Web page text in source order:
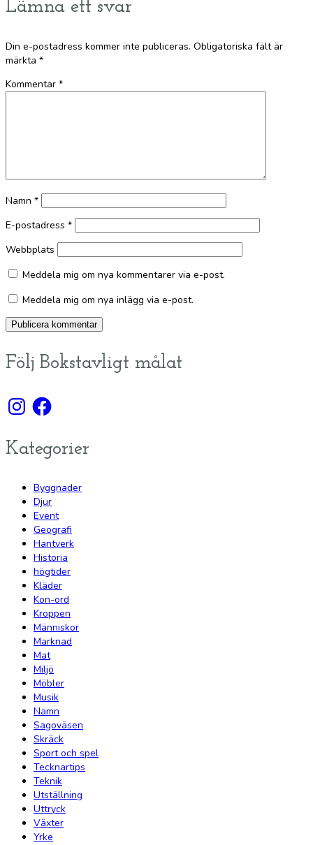
Lämna ett svar
Din e-postadress kommer inte publiceras. Obligatoriska fält är
märkta *
Kommentar *
Namn *
E-postadress *
Webbplats
Meddela mig om nya kommentarer via e-post.
Meddela mig om nya inlägg via e-post.
Följ Bokstavligt målat
InstagramFacebook
Kategorier
Byggnader
Djur
Event
Geografi
Hantverk
Historia
högtider
Kläder
Kon-ord
Kroppen
Människor
Marknad
Mat
Miljö
Möbler
Musik
Namn
Sagoväsen
Skräck
Sport och spel
Tecknartips
Teknik
Utställning
Uttryck
Växter
Yrke